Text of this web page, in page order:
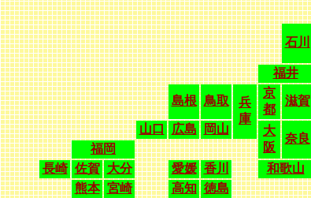
石川
福井
島根 鳥取
兵
庫
京
都
滋賀
山口 広島 岡山
大
阪
奈良
福岡
長崎 佐賀 大分 愛媛 香川
和歌山
熊本 宮崎 高知 徳島